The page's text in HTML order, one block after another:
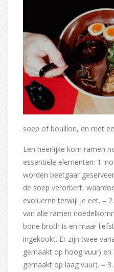
soep of bouillon, en met
Een heerlijke kom ramen
essentiële elementen: 1.
worden beetgaar
de soep verorbert,
evolueren terwijl je eet. –
van alle ramen
bone broth is en maar
ingekookt. Er zijn twee
gemaakt op hoog vuur)
gemaakt op laag vuur). –